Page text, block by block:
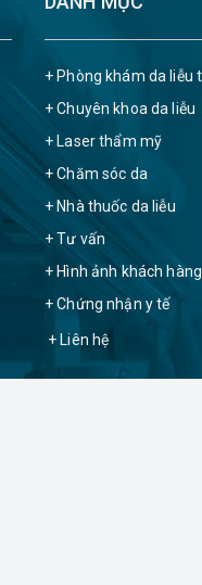
+ Phòng khám da liễu
+ Chuyên khoa da liễu
+ Laser thẩm mỹ
+ Chăm sóc da
+ Nhà thuốc da liễu
+ Tư vấn
+ Hình ảnh khách hàng
+ Chứng nhận y tế
+ Liên hệ